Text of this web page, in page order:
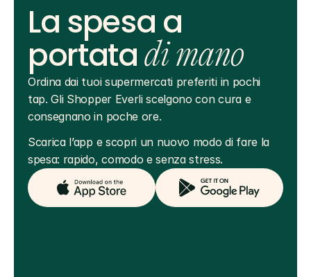
La spesa a
portatadi mano
Ordina dai tuoi supermercati preferiti in pochi
tap. Gli Shopper Everli scelgono con cura e
consegnano in poche ore.
Scarica l’app e scopri un nuovo modo di fare la
spesa: rapido, comodo e senza stress.